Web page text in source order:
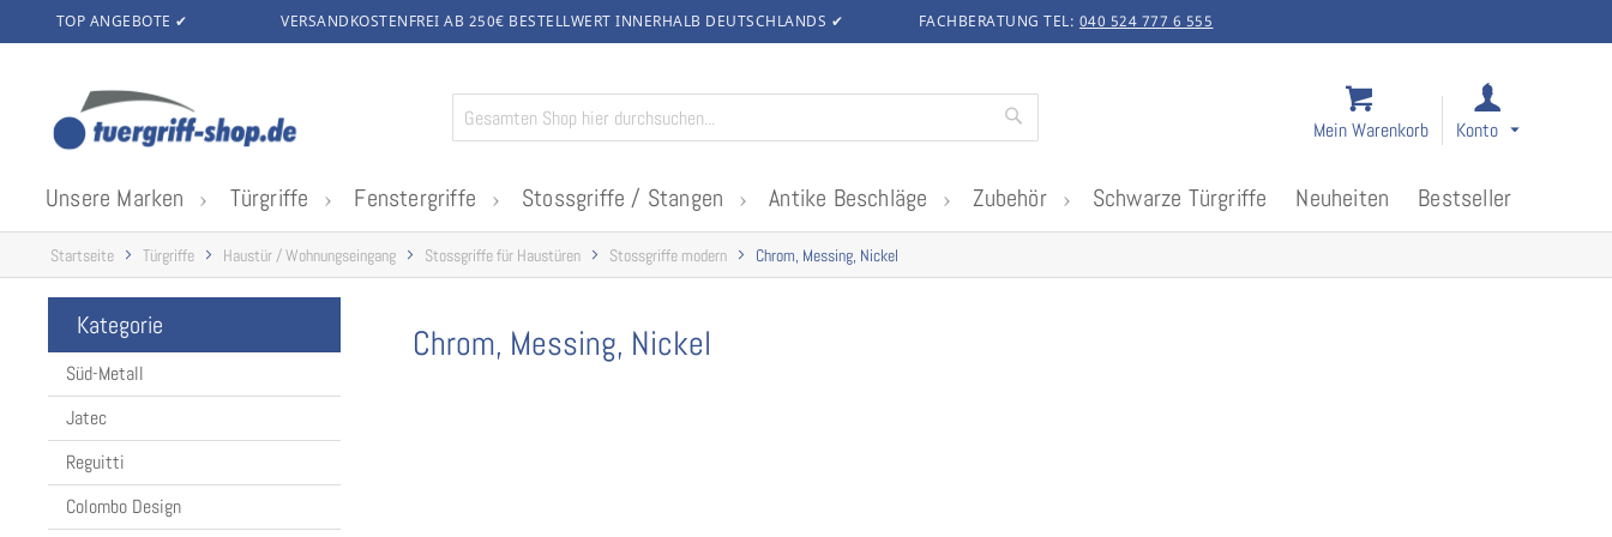
TOP ANGEBOTE ✔ VERSANDKOSTENFREI AB 250€ BESTELLWERT INNERHALB DEUTSCHLANDS ✔ FACHBERATUNG TEL: 040 524 777 6 555
Inhalt
springen
Konto
Mein Warenkorb
Suche
Unsere Marken Türgriffe Fenstergriffe Stossgriffe / Stangen Antike Beschläge Zubehör Schwarze Türgriffe Neuheiten Bestseller
Startseite Türgriffe Haustür / Wohnungseingang Stossgriffe für Haustüren Stossgriffe modern Chrom, Messing, Nickel
Chrom, Messing, Nickel
Kategorie
Süd-Metall
Jatec
Reguitti
Colombo Design